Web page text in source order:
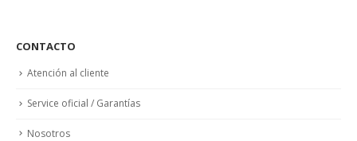
CONTACTO
Atención al cliente
Service oficial / Garantías
Nosotros